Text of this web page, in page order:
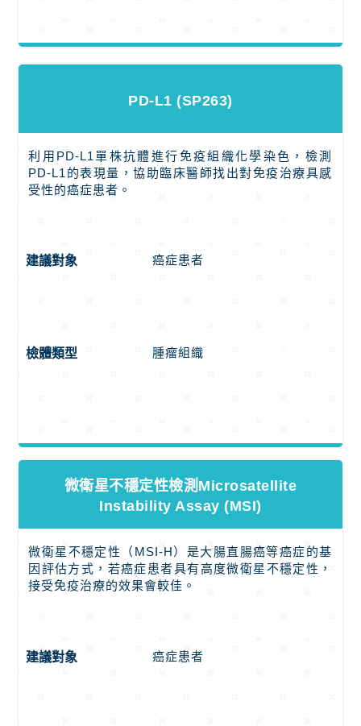
PD-L1 (SP263)
利用PD-L1單株抗體進行免疫組織化學染色，檢測
PD-L1的表現量，協助臨床醫師找出對免疫治療具感
受性的癌症患者。
建議對象 癌症患者
檢體類型 腫瘤組織
微衛星不穩定性檢測Microsatellite
Instability Assay (MSI)
微衛星不穩定性（MSI-H）是大腸直腸癌等癌症的基
因評估方式，若癌症患者具有高度微衛星不穩定性，
接受免疫治療的效果會較佳。
建議對象 癌症患者